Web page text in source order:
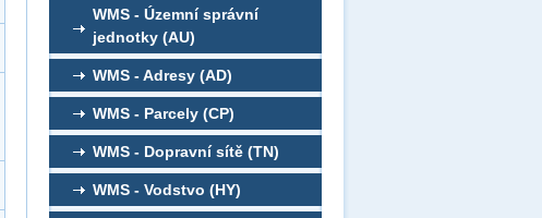
WMS - Územní správní
jednotky (AU)
WMS - Adresy (AD)
WMS - Parcely (CP)
WMS - Dopravní sítě (TN)
WMS - Vodstvo (HY)